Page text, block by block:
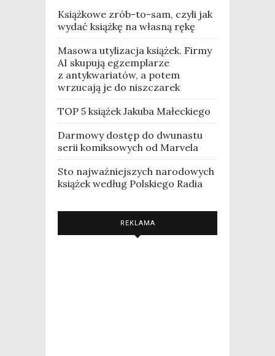
Książkowe zrób-to-sam, czyli jak
wydać książkę na własną rękę
Masowa utylizacja książek. Firmy
AI skupują egzemplarze
z antykwariatów, a potem
wrzucają je do niszczarek
TOP 5 książek Jakuba Małeckiego
Darmowy dostęp do dwunastu
serii komiksowych od Marvela
Sto najważniejszych narodowych
książek według Polskiego Radia
REKLAMA